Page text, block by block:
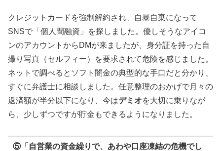
クレジットカードを強制解約され、自暴自棄になって
SNSで「個人間融資」を探しました。優しそうなアイコ
ンのアカウントからDMが来ましたが、身分証を持った自
撮り写真（セルフィー）を要求されて危険を感じました。
ネットで調べるとソフト闇金の典型的な手口だと分かり、
すぐに弁護士に相談しました。任意整理のおかげで月々の
返済額が半分以下になり、今はデミオを大切に乗りなが
ら、少しずつですが貯金もできるようになりました。
⑤「自営業の資金繰りで、あわや口座凍結の危機でし